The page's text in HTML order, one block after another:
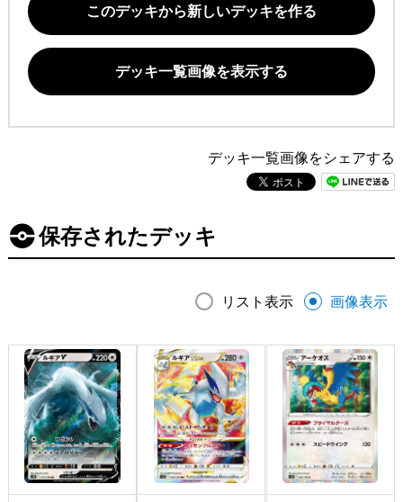
このデッキから新しいデッキを作る
デッキ一覧画像を表示する
デッキ一覧画像をシェアする
保存されたデッキ
リスト表示 画像表示